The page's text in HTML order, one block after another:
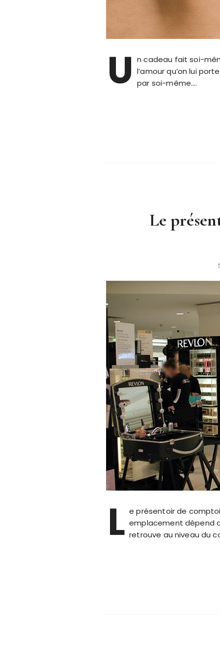
U n cadeau fait soi-
l’amour qu’on lui
par soi-même….
Le
L e présentoir de
emplacement dépend
retrouve au niveau du